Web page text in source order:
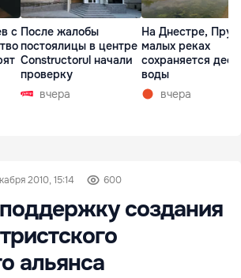
с После жалобы
постоялицы в центре
Constructorul начали
проверку
вчера
На Днестре,
малых реках
сохраняется
воды
вчера
2010, 15:14 600
создания
альянса